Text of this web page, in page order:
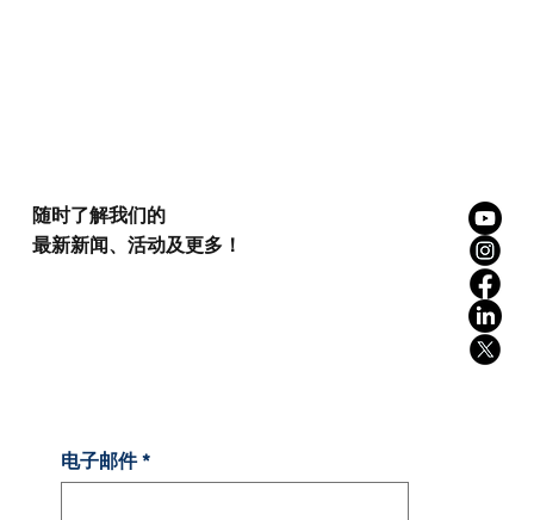
随时了解我们的
最新新闻、活动及更多！
电子邮件 *